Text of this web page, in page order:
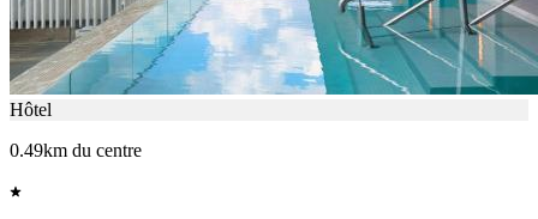
Hôtel
0.49km du centre